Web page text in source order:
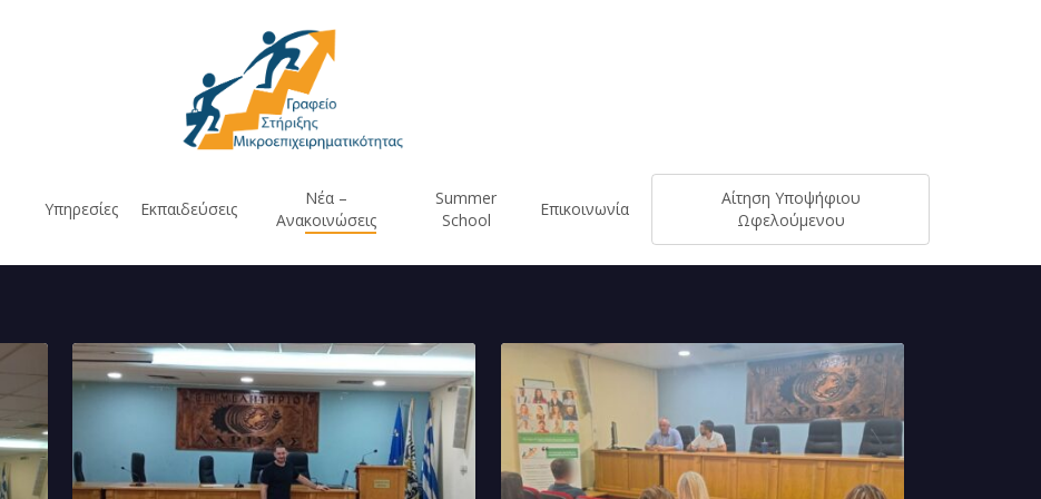
Υπηρεσίες Εκπαιδεύσεις
Νέα –
Ανακοινώσεις
Summer
School
Επικοινωνία
Αίτηση Υποψήφιου
Ωφελούμενου
Ολοκληρώθηκε
το
«Καινοτομία
στην
Ολοκληρώθηκε
και
2η
ημέρα